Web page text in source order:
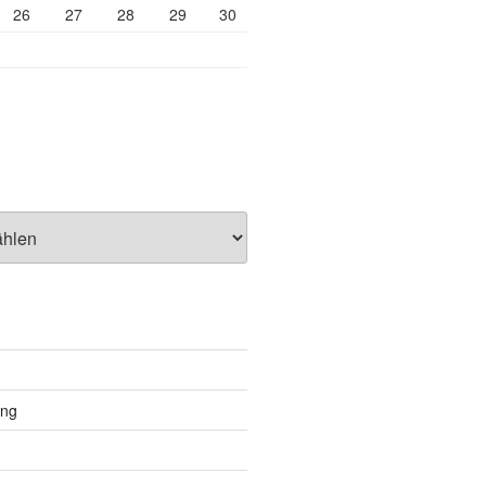
26 27 28 29
30